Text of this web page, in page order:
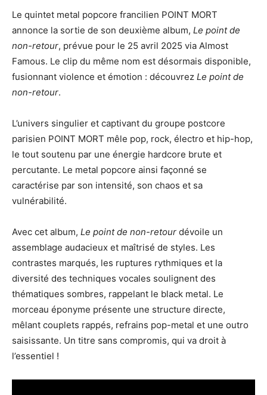
Le quintet metal popcore francilien POINT MORT
annonce la sortie de son deuxième album, Le point de
non-retour, prévue pour le 25 avril 2025 via Almost
Famous. Le clip du même nom est désormais disponible,
fusionnant violence et émotion : découvrez Le point de
non-retour.
L’univers singulier et captivant du groupe postcore
parisien POINT MORT mêle pop, rock, électro et hip-hop,
le tout soutenu par une énergie hardcore brute et
percutante. Le metal popcore ainsi façonné se
caractérise par son intensité, son chaos et sa
vulnérabilité.
Avec cet album, Le point de non-retour dévoile un
assemblage audacieux et maîtrisé de styles. Les
contrastes marqués, les ruptures rythmiques et la
diversité des techniques vocales soulignent des
thématiques sombres, rappelant le black metal. Le
morceau éponyme présente une structure directe,
mêlant couplets rappés, refrains pop-metal et une outro
saisissante. Un titre sans compromis, qui va droit à
l’essentiel !